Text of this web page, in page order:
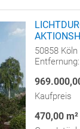
50858 Köln
Kaufpreis
470,00 m²